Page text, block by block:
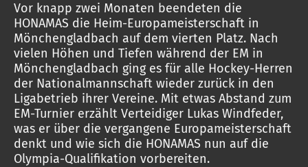
Vor knapp zwei Monaten beendeten die
HONAMAS die Heim-Europameisterschaft in
Mönchengladbach auf dem vierten Platz. Nach
vielen Höhen und Tiefen während der EM in
Mönchengladbach ging es für alle Hockey-Herren
der Nationalmannschaft wieder zurück in den
Ligabetrieb ihrer Vereine. Mit etwas Abstand zum
EM-Turnier erzählt Verteidiger Lukas Windfeder,
was er über die vergangene Europameisterschaft
denkt und wie sich die HONAMAS nun auf die
Olympia-Qualifikation vorbereiten.